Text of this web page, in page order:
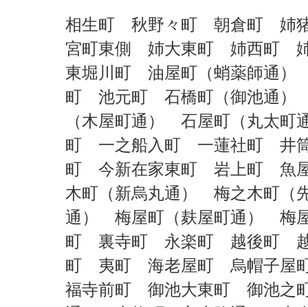
相生町 秋野々町 朝倉町 姉
宮町東側
姉大東町 姉西町
東堀川町 油屋町（蛸薬師通
町 池元町 石橋町（御池通
（木屋町通）
石屋町（丸太
町 一之船入町 一蓮社町 井
町 今新在家東町 岩上町 魚
木町（新烏丸通）
梅之木町（
通） 梅屋町（麸屋町通） 梅
町 裏寺町 永楽町 越後町
町 夷町 海老屋町 烏帽子
福寺前町 御池大東町 御池